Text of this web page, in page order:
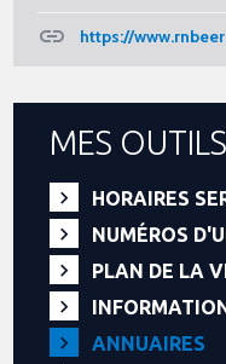
https://
MES
HORAIRES
NUMÉROS
PLAN DE LA
ANNUAIRES